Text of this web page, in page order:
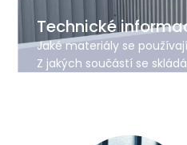
Technické
Jaké materiály se
Z jakých součástí se